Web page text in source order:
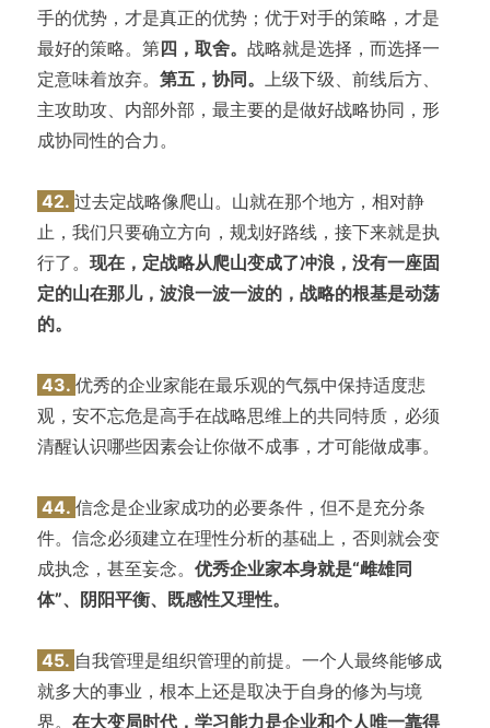
手的优势，才是真正的优势；优于对手的策略，才是
最好的策略。第四，取舍。 战略就是选择，而选择一
定意味着放弃。 第五，协同。 上级下级、前线后方、
主攻助攻、内部外部，最主要的是做好战略协同，形
成协同性的合力。
42. 过去定战略像爬山。山就在那个地方，相对静
止，我们只要确立方向，规划好路线，接下来就是执
行了。 现在，定战略从爬山变成了冲浪，没有一座固
定的山在那儿，波浪一波一波的，战略的根基是动荡
的。
43. 优秀的企业家能在最乐观的气氛中保持适度悲
观，安不忘危是高手在战略思维上的共同特质，必须
清醒认识哪些因素会让你做不成事，才可能做成事。
44. 信念是企业家成功的必要条件，但不是充分条
件。信念必须建立在理性分析的基础上，否则就会变
成执念，甚至妄念。 优秀企业家本身就是“雌雄同
体”、阴阳平衡、既感性又理性。
45. 自我管理是组织管理的前提。一个人最终能够成
就多大的事业，根本上还是取决于自身的修为与境
界。 在大变局时代，学习能力是企业和个人唯一靠得